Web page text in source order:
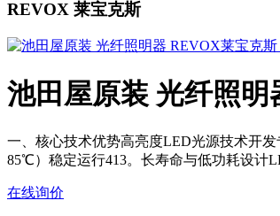
REVOX 莱宝克斯
池田屋原装 光纤照
一、核心技术优势‌‌高亮度LED光源技术‌开
85℃）稳定运行413。‌长寿命与低功耗设计‌
在线询价